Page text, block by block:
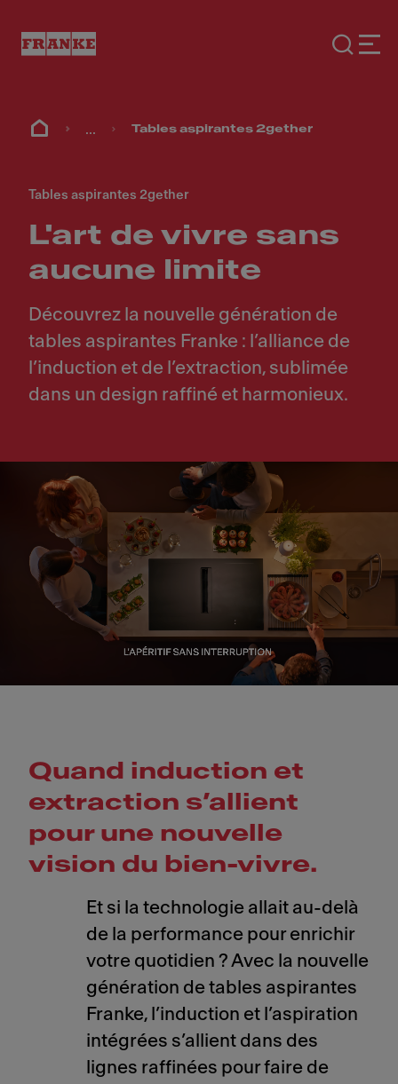
... Tables aspirantes 2gether
Tables aspirantes 2gether
L'art de vivre sans
aucune limite
Découvrez la nouvelle génération de
tables aspirantes Franke : l’alliance de
l’induction et de l’extraction, sublimée
dans un design raffiné et harmonieux.
Quand induction et
extraction s’allient
pour une nouvelle
vision du bien-vivre.
Et si la technologie allait au-delà
de la performance pour enrichir
votre quotidien ? Avec la nouvelle
génération de tables aspirantes
Franke, l’induction et l’aspiration
intégrées s’allient dans des
lignes raffinées pour faire de